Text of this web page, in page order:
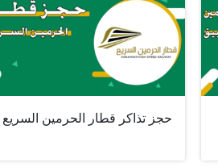
حجز تذاكر قطار الحرمين السريع